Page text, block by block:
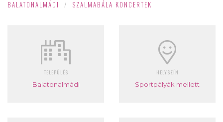
BALATONALMÁDI / SZALMABÁLA KONCERTEK
TELEPÜLÉS
Balatonalmádi
HELYSZÍN
Sportpályák mellett